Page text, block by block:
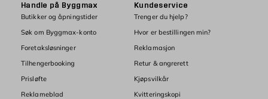
Handle på Byggmax
Butikker og åpningstider
Søk om Byggmax-konto
Foretaksløsninger
Tilhengerbooking
Prisløfte
Reklameblad
Kundeservice
Trenger du hjelp?
Hvor er bestillingen min?
Reklamasjon
Retur & angrerett
Kjøpsvilkår
Kvitteringskopi